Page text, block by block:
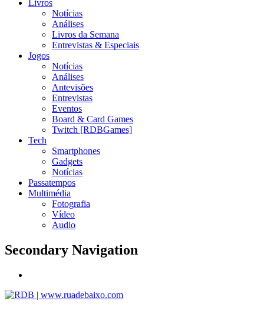
Livros
Notícias
Análises
Livros da Semana
Entrevistas & Especiais
Jogos
Notícias
Análises
Antevisões
Entrevistas
Eventos
Board & Card Games
Twitch [RDBGames]
Tech
Smartphones
Gadgets
Notícias
Passatempos
Multimédia
Fotografia
Vídeo
Audio
Secondary Navigation